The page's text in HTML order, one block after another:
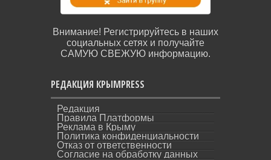
Внимание! Регистрируйтесь в наших
социальных сетях и получайте
САМУЮ СВЕЖУЮ информацию.
РЕДАКЦИЯ КРЫМPRESS
Редакция
Правила Платформы
Реклама в Крыму
Политика конфиденциальности
Отказ от ответственности
Согласие на обработку данных